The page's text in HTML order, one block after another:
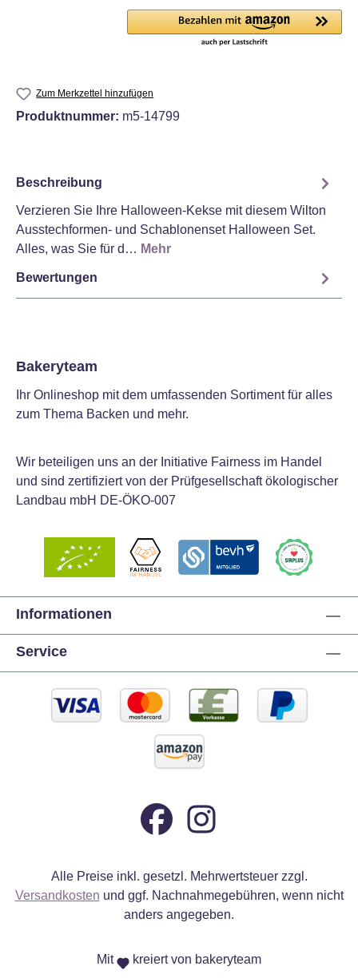
Zum Merkzettel hinzufügen
Produktnummer: m5-14799
Beschreibung
Verzieren Sie Ihre Halloween-Kekse mit diesem Wilton
Ausstechformen- und Schablonenset Halloween Set.
Alles, was Sie für d… Mehr
Bewertungen
Bakeryteam
Ihr Onlineshop mit dem umfassenden Sortiment für alles
zum Thema Backen und mehr.
Wir beteiligen uns an der Initiative Fairness im Handel
und sind zertifiziert von der Prüfgesellschaft ökologischer
Landbau mbH DE-ÖKO-007
Informationen
Service
Alle Preise inkl. gesetzl. Mehrwertsteuer zzgl.
Versandkosten und ggf. Nachnahmegebühren, wenn nicht
anders angegeben.
Mit kreiert von bakeryteam